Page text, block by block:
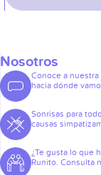
Nosotros
Conoce a
hacia dónde
Sonrisas para
causas
¿Te gusta lo que
Runito. Consulta